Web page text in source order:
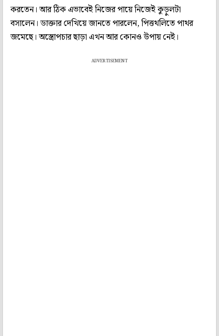
করতেন। আর ঠিক এভাবেই নিজের পায়ে নিজেই কুড়ুলটা
বসালেন। ডাক্তার দেখিয়ে জানতে পারলেন, পিত্তথলিতে পাথর
জমেছে। অস্ত্রোপচার ছাড়া এখন আর কোনও উপায় নেই।
ADVERTISEMENT